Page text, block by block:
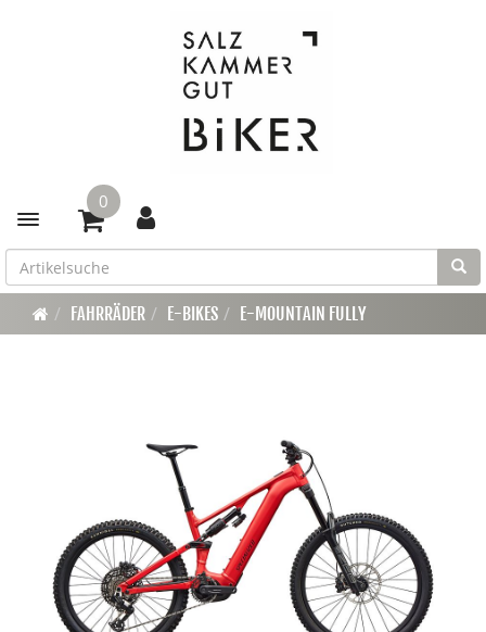
Toggle navigation
0
FAHRRÄDER E-BIKES E-MOUNTAIN FULLY